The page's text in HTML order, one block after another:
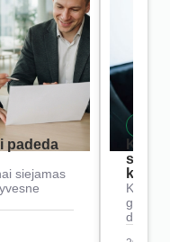
padeda
siejamas
Kaip